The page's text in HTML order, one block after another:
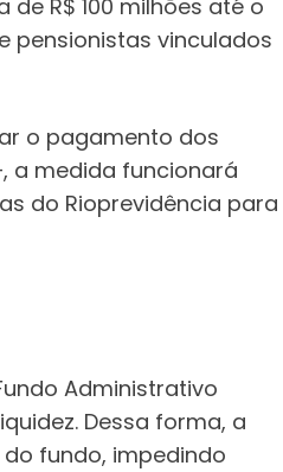
R$ 100 milhões até o
pensionistas vinculados
o pagamento dos
a medida funcionará
do Rioprevidência para
Administrativo
Dessa forma, a
fundo, impedindo